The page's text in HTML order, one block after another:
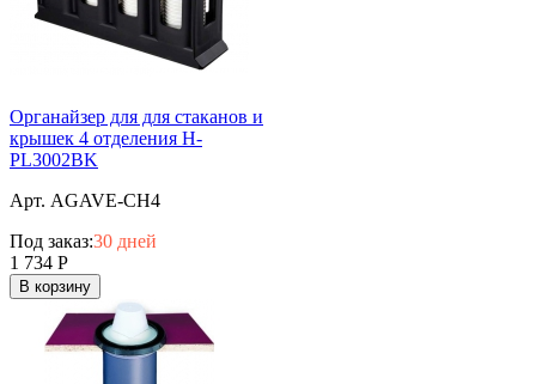
Органайзер для для стаканов и
крышек 4 отделения H-
PL3002BK
Арт. AGAVE-CH4
Под заказ:30 дней
1 734 Р
В корзину